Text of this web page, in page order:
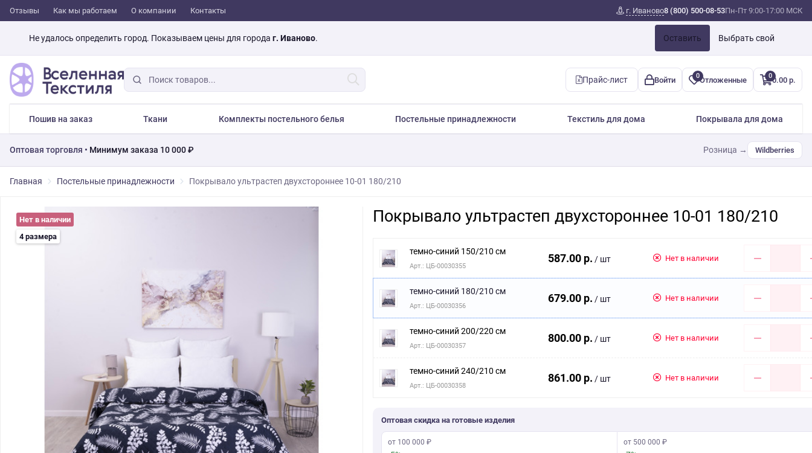
Отзывы Как мы работаем О компании Контакты г. Иваново8 (800) 500-08-53Пн-Пт 9:00-17:00 МСК
Не удалось определить город. Показываем цены для города г. Иваново. Оставить Выбрать свой
Прайс-лист Войти 0Отложенные 00.00 р.
Пошив на заказ Ткани Комплекты постельного белья Постельные принадлежности Текстиль для дома Покрывала для дома
Оптовая торговля • Минимум заказа 10 000 ₽ Розница → Wildberries
Главная Постельные принадлежности Покрывало ультрастеп двухстороннее 10-01 180/210
Нет в наличии
4 размера
Покрывало ультрастеп двухстороннее 10-01 180/210
темно-синий 150/210 см
Арт.: ЦБ-00030355
587.00 р. / шт Нет в наличии
темно-синий 180/210 см
Арт.: ЦБ-00030356
679.00 р. / шт Нет в наличии
темно-синий 200/220 см
Арт.: ЦБ-00030357
800.00 р. / шт Нет в наличии
темно-синий 240/210 см
Арт.: ЦБ-00030358
861.00 р. / шт Нет в наличии
Оптовая скидка на готовые изделия
от 100 000 ₽ от 500 000 ₽